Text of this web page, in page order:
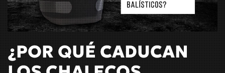
¿POR QUÉ CADUCAN